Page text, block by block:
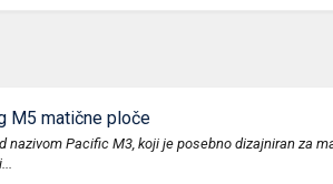
M5 matične ploče
Pacific M3, koji je posebno dizajniran za